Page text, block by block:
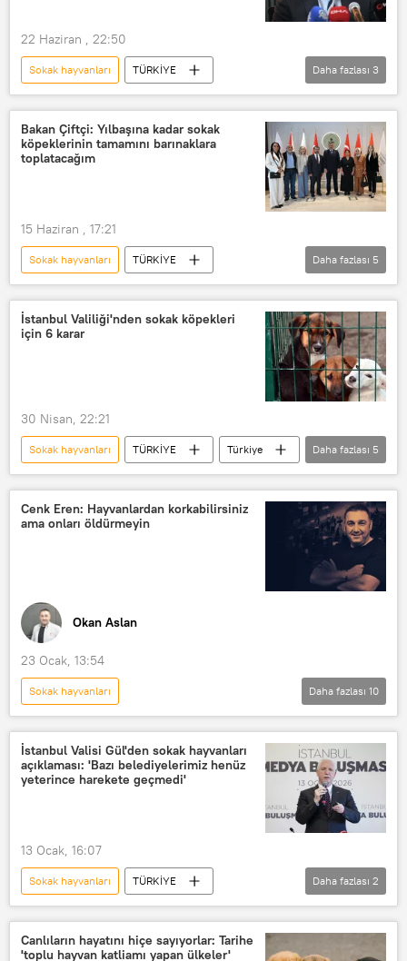
22 Haziran , 22:50
Sokak hayvanları
TÜRKİYE
Mustafa Çiftçi
İçişleri Bakanlığı
hayvan yasası
Daha fazlası 3
Bakan Çiftçi: Yılbaşına kadar sokak
köpeklerinin tamamını barınaklara
toplatacağım
15 Haziran , 17:21
Sokak hayvanları
TÜRKİYE
Mustafa Çiftçi
Türkiye
Sokak köpeği
Başıboş sokak köpeği
Köpek
Daha fazlası 5
İstanbul Valiliği'nden sokak köpekleri
için 6 karar
30 Nisan, 22:21
Sokak hayvanları TÜRKİYE
Türkiye
İstanbul
İstanbul Büyükşehir Belediyesi (İBB)
İstanbul Valiliği
Daha fazlası 5
Cenk Eren: Hayvanlardan korkabilirsiniz
ama onları öldürmeyin
Okan Aslan
23 Ocak, 13:54
Sokak hayvanları
OKAN ASLAN İLE GÜN ORTASI
Radyo Sputnik
Radyo
RADYO
Türkiye
Haberler
Daha fazlası 10
İstanbul Valisi Gül'den sokak hayvanları
açıklaması: 'Bazı belediyelerimiz henüz
yeterince harekete geçmedi'
13 Ocak, 16:07
Sokak hayvanları
TÜRKİYE
İstanbul
Ankara Türkiye
Daha fazlası 2
Canlıların hayatını hiçe sayıyorlar: Tarihe
'toplu hayvan katliamı yapan ülkeler'